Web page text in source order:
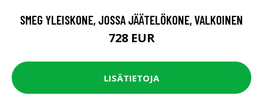
SMEG YLEISKONE, JOSSA JÄÄTELÖKONE, VALKOINEN
728 EUR
LISÄTIETOJA